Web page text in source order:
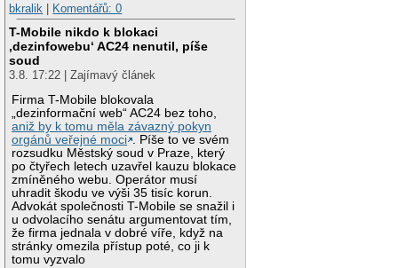
bkralik
Komentářů: 0
T-Mobile nikdo k blokaci
‚dezinfowebu‘ AC24 nenutil, píše
soud
3.8. 17:22 | Zajímavý článek
Firma T-Mobile blokovala
„dezinformační web“ AC24 bez toho,
aniž by k tomu měla závazný pokyn
orgánů veřejné moci . Píše to ve svém
rozsudku Městský soud v Praze, který
po čtyřech letech uzavřel kauzu blokace
zmíněného webu. Operátor musí
uhradit škodu ve výši 35 tisíc korun.
Advokát společnosti T-Mobile se snažil i
u odvolacího senátu argumentovat tím,
že firma jednala v dobré víře, když na
stránky omezila přístup poté, co ji k
tomu vyzvalo